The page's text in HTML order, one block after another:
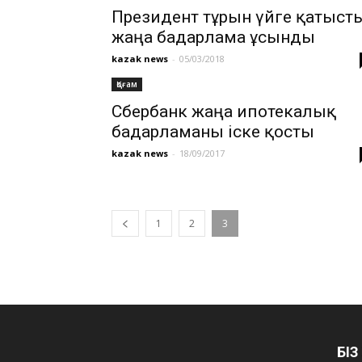
Президент тұрғын үйге
жаңа бағдарлама ұсынды
kazak news - 05/03/2018
Қоғам
Сбербанк жаңа ипотекалық
бағдарламаны іске қосты
kazak news - 18/09/2017
1 2 3